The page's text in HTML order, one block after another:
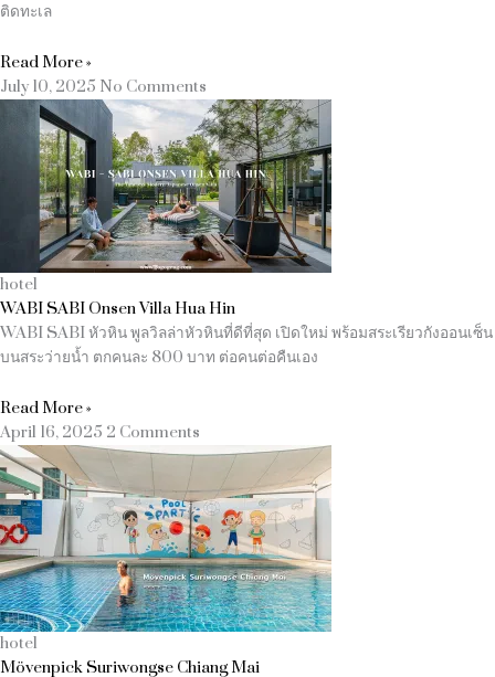
ติดทะเล
Read More »
July 10, 2025 No Comments
hotel
WABI SABI Onsen Villa Hua Hin
WABI SABI หัวหิน พูลวิลล่าหัวหินที่ดีที่สุด เปิดใหม่ พร้อมสระเรียวกังออนเซ็น
บนสระว่ายน้ำ ตกคนละ 800 บาท ต่อคนต่อคืนเอง
Read More »
April 16, 2025 2 Comments
hotel
Mövenpick Suriwongse Chiang Mai